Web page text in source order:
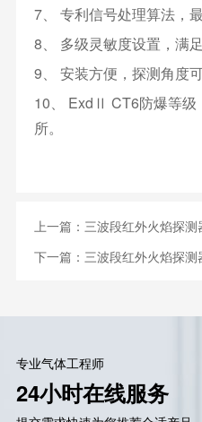
7、 专利信号处理算法，
8、 多级灵敏度设置，满
9、 安装方便，探测角度
10、 ExdⅡ CT6防爆等级
所。
上一篇： 三波段红外火焰探
下一篇： 三波段红外火焰探
专业气体工程师
24小时在线服务